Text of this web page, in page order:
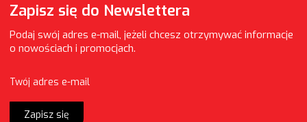
Zapisz się do Newslettera
Podaj swój adres e-mail, jeżeli chcesz otrzymywać informacje
o nowościach i promocjach.
Twój adres e-mail
Zapisz się